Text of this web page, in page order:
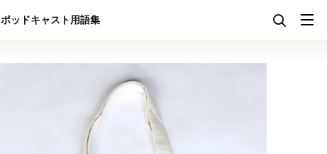
ポッドキャスト用語集